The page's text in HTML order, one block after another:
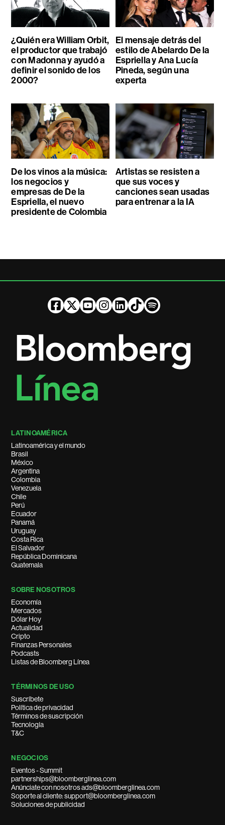
¿Quién era William Orbit,
el productor que trabajó
con Madonna y ayudó a
definir el sonido de los
2000?
El mensaje detrás del
estilo de Abelardo De la
Espriella y Ana Lucía
Pineda, según una
experta
De los vinos a la música:
los negocios y
empresas de De la
Espriella, el nuevo
presidente de Colombia
Artistas se resisten a
que sus voces y
canciones sean usadas
para entrenar a la IA
LATINOAMÉRICA
Latinoamérica y el mundo
Brasil
México
Argentina
Colombia
Venezuela
Chile
Perú
Ecuador
Panamá
Uruguay
Costa Rica
El Salvador
República Dominicana
Guatemala
SOBRE NOSOTROS
Economía
Mercados
Dólar Hoy
Actualidad
Cripto
Finanzas Personales
Podcasts
Listas de Bloomberg Línea
TÉRMINOS DE USO
Suscríbete
Política de privacidad
Términos de suscripción
Tecnología
T&C
NEGOCIOS
Eventos - Summit
partnerships@bloomberglinea.com
Anúnciate con nosotros ads@bloomberglinea.com
Soporte al cliente: support@bloomberglinea.com
Soluciones de publicidad